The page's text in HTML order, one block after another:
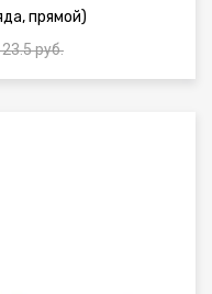
прямой)
руб.